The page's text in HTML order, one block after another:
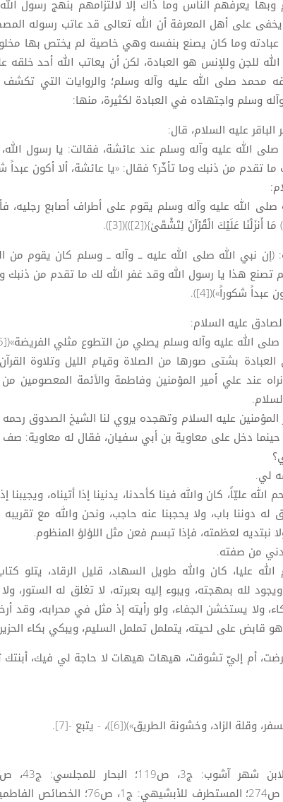
وبها يعرفهم الناس وما ذاك إلا لالتزامهم بنهج رسول
يخفى على أهل المعرفة أن الله تعالى قد عاتب رسوله
عبادته وما كان يصنع بنفسه وهي خاصية لم يختص بها
للجن وللإنس هو العبادة، لكن أن يعاتب الله أحد خلقه
محمد صلى الله عليه وآله وسلم؛ والروايات التي
وسلم واجتهاده في العبادة لكثيرة، منها:
الله عليه وآله وسلم عند عائشة، فقالت: يا رسول
تقدم من ذنبك وما تأخّر؟ فقال: «يا عائشة، ألا أكون عبداً
الله عليه وآله وسلم يقوم على أطراف أصابع رجليه،
(إن نبي الله صلى الله عليه ــ وآله ــ وسلم كان يقوم من
تصنع هذا يا رسول الله وقد غفر الله لك ما تقدم من ذنبك
عبداً شكوراً»)([4]).
الله عليه وآله وسلم يصلي من التطوع مثلي الفريضة»([5]).
بشتى صورها من الصلاة وقيام الليل وتلاوة
عند علي أمير المؤمنين وفاطمة والأئمة المعصومين من
عليه السلام وتهجده يروي لنا الشيخ الصدوق رحمه
دخل على معاوية بن أبي سفيان، فقال له معاوية: صف
لي.
عليّاً، كان والله فينا كأحدنا، يدنينا إذا أتيناه، ويجيبنا
له دوننا باب، ولا يحجبنا عنه حاجب، ونحن والله مع تقريبه
نبتديه لعظمته، فإذا تبسم فعن مثل اللؤلؤ المنظوم.
من صفته.
عليا، كان والله طويل السهاد، قليل الرقاد، يتلو كتاب
لله بمهجته، ويبوء إليه بعبرته، لا تغلق له الستور، ولا
ولا يستخشن الجفاء، ولو رأيته إذ مثل في محرابه، وقد
قابض على لحيته، يتململ تململ السليم، ويبكي بكاء
أم إليّ تشوقت، هيهات هيهات لا حاجة لي فيك، أبنتك
وقلة الزاد، وخشونة الطريق»)([6])، - يتبع -[7].